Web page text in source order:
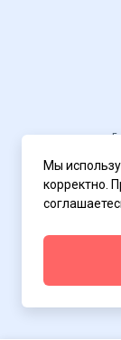
Мы
корректно.